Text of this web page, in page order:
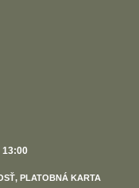
13:00
PLATOBNÁ KARTA